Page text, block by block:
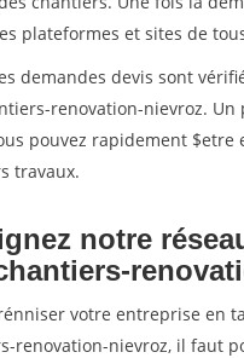
plateformes et sites de
demandes devis sont
renovation-nievroz.
pouvez rapidement
travaux.
notre
votre entreprise en
renovation-nievroz, il faut